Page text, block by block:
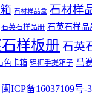
石材样品盒 石材样
石英石样品册 石英石样品
样板册 石英
色卡箱 铝框手提箱子 马
闽ICP备16037109号-3